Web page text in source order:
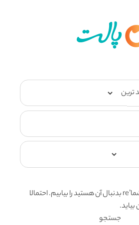
ما نتوانستیم ’t چیزی که شما’re بدنبال آن هستید را بیابیم. احتمالا